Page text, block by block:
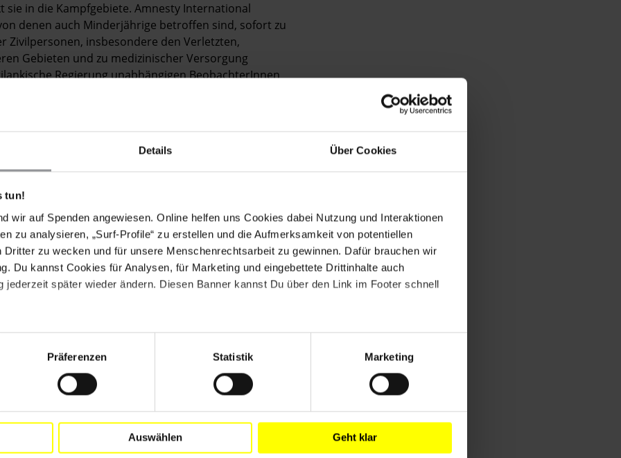
Details Über Cookies
tun!
wir auf Spenden angewiesen. Online helfen uns Cookies dabei Nutzung und Interaktionen
zu analysieren, „Surf-Profile“ zu erstellen und die Aufmerksamkeit von potentiellen
Dritter zu wecken und für unsere Menschenrechtsarbeit zu gewinnen. Dafür brauchen wir
Du kannst Cookies für Analysen, für Marketing und eingebettete Drittinhalte auch
jederzeit später wieder ändern. Diesen Banner kannst Du über den Link im Footer schnell
Präferenzen Statistik Marketing
Auswählen Geht klar
sie in die Kampfgebiete. Amnesty International
denen auch Minderjährige betroffen sind, sofort zu
Zivilpersonen, insbesondere den Verletzten,
Gebieten und zu medizinischer Versorgung
Regierung unabhängigen BeobachterInnen
der Bewegungsfreiheit von
Amnesty International fordert die srilankische
Zivilpersonen zu schützen und das
in den von der Regierung
ist entsetzt über die steigende Zahl der
So wurde vor kurzem der
Wickramatunge, in Colombo ermordet. Mindestens
2006 getötet. Weitere wurden von den
oder "verschwanden" in der Haft. Über 20
erhalten haben.